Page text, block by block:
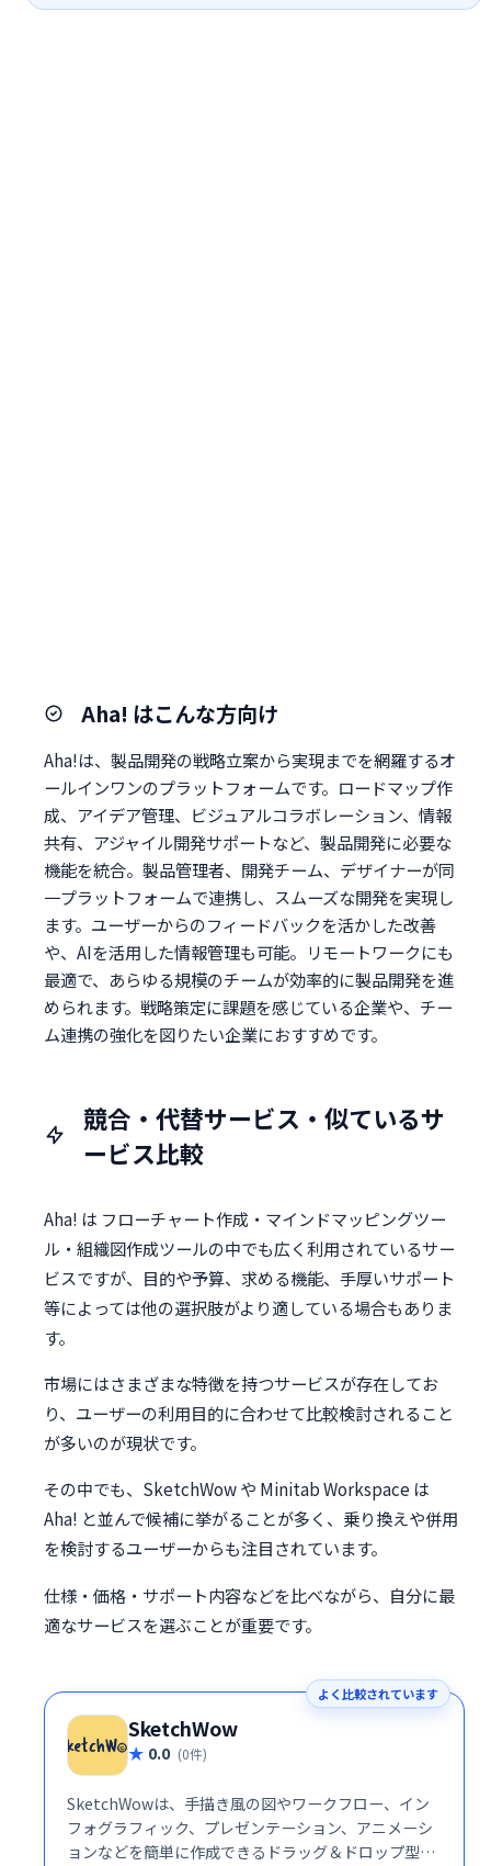
Aha! はこんな方向け
Aha!は、製品開発の戦略立案から実現までを網羅するオ
ールインワンのプラットフォームです。ロードマップ作
成、アイデア管理、ビジュアルコラボレーション、情報
共有、アジャイル開発サポートなど、製品開発に必要な
機能を統合。製品管理者、開発チーム、デザイナーが同
一プラットフォームで連携し、スムーズな開発を実現し
ます。ユーザーからのフィードバックを活かした改善
や、AIを活用した情報管理も可能。リモートワークにも
最適で、あらゆる規模のチームが効率的に製品開発を進
められます。戦略策定に課題を感じている企業や、チー
ム連携の強化を図りたい企業におすすめです。
競合・代替サービス・似ているサ
ービス比較
Aha! は フローチャート作成・マインドマッピングツー
ル・組織図作成ツールの中でも広く利用されているサー
ビスですが、目的や予算、求める機能、手厚いサポート
等によっては他の選択肢がより適している場合もありま
す。
市場にはさまざまな特徴を持つサービスが存在してお
り、ユーザーの利用目的に合わせて比較検討されること
が多いのが現状です。
その中でも、SketchWow や Minitab Workspace は
Aha! と並んで候補に挙がることが多く、乗り換えや併用
を検討するユーザーからも注目されています。
仕様・価格・サポート内容などを比べながら、自分に最
適なサービスを選ぶことが重要です。
よく比較されています
SketchWow
0.0 (0件)
SketchWowは、手描き風の図やワークフロー、イン
フォグラフィック、プレゼンテーション、アニメーシ
ョンなどを簡単に作成できるドラッグ＆ドロップ型の